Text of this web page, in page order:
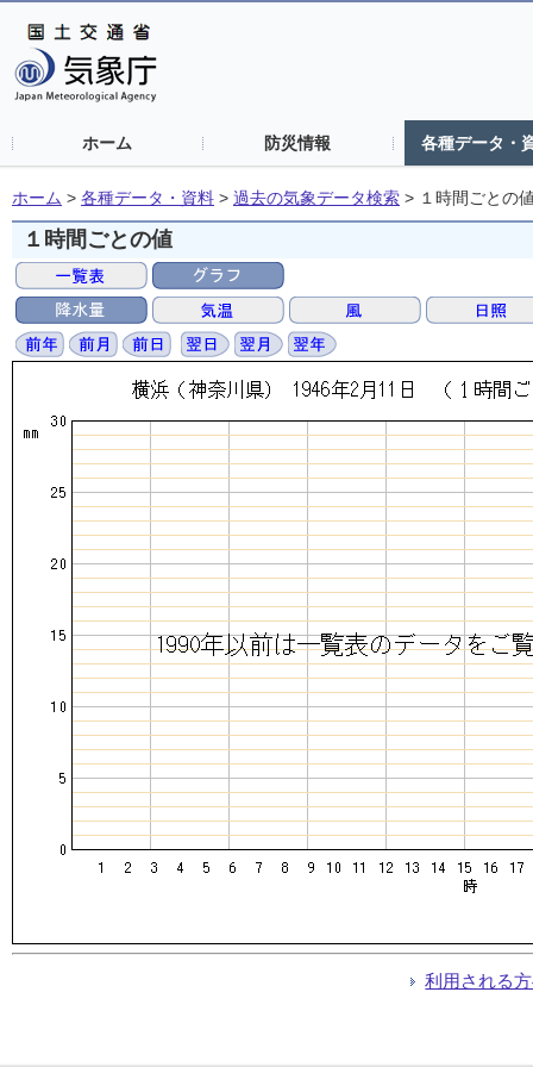
ホーム 防災情報 各種データ・
ホーム > 各種データ・資料 > 過去の気象データ検索 > １時間ごとの
１時間ごとの値
利用される